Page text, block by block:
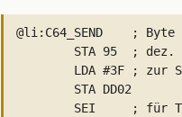
@li:C64_SEND	; Byte im Akku zur Floppy senden